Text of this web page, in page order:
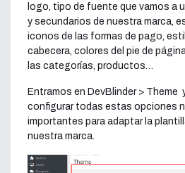
logo, tipo de fuente que vamos a
y secundarios de nuestra marca,
iconos de las formas de pago,
cabecera, colores del pie de
las categorías, productos…
Entramos en DevBlinder > Theme
configurar todas estas opciones
importantes para adaptar la
nuestra marca.